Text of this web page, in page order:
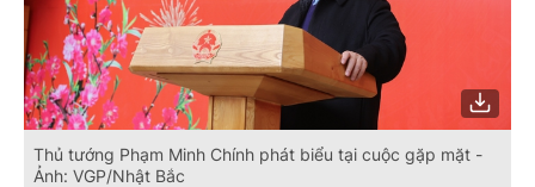
Thủ tướng Phạm Minh Chính phát biểu tại cuộc gặp mặt -
Ảnh: VGP/Nhật Bắc